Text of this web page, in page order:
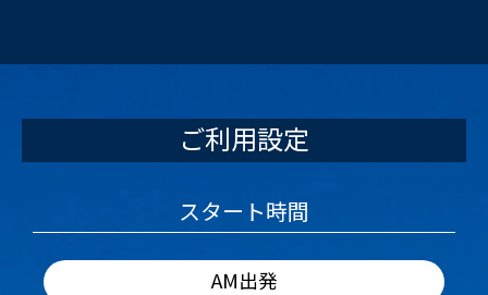
ご利用設定
スタート時間
AM出発